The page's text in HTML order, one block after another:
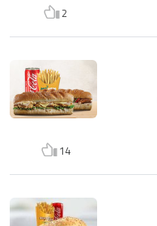
2
14